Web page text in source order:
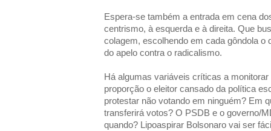
Espera-se também a entrada em cena
centrismo, à esquerda e à direita. Que
colagem, escolhendo em cada gôndola o
do apelo contra o radicalismo.
Há algumas variáveis críticas a
proporção o eleitor cansado da política
protestar não votando em ninguém? Em
transferirá votos? O PSDB e o governo/
quando? Lipoaspirar Bolsonaro vai ser